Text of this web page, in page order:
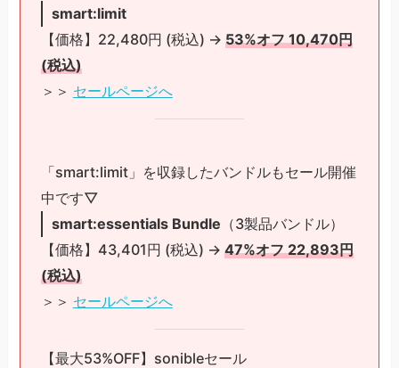
smart:limit
【価格】22,480円 (税込) → 53%オフ 10,470円
(税込)
＞＞ セールページへ
「smart:limit」を収録したバンドルもセール開催
中です▽
smart:essentials Bundle （3製品バンドル）
【価格】43,401円 (税込) → 47%オフ 22,893円
(税込)
＞＞ セールページへ
【最大53%OFF】sonibleセール